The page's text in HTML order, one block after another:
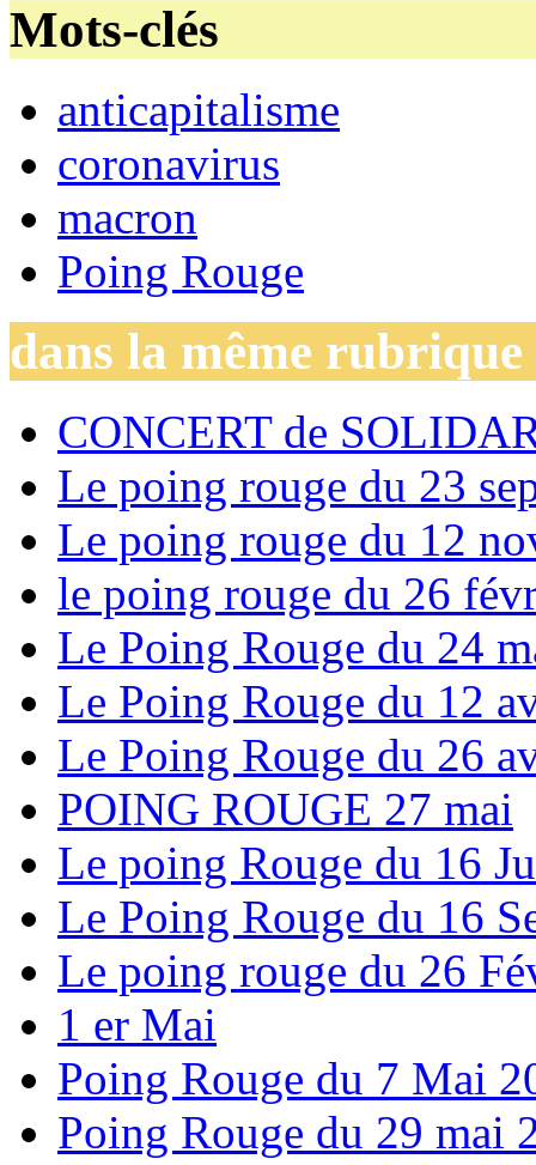
Mots-clés
anticapitalisme
coronavirus
macron
Poing Rouge
dans la même rubrique
CONCERT de
Le poing rouge du 23
Le poing rouge du 12
le poing rouge du 26
Le Poing Rouge du 24
Le Poing Rouge du 12
Le Poing Rouge du 26
POING ROUGE 27 mai
Le poing Rouge du 16
Le Poing Rouge du 16
Le poing rouge du 26
1 er Mai
Poing Rouge du 7 Mai
Poing Rouge du 29 mai